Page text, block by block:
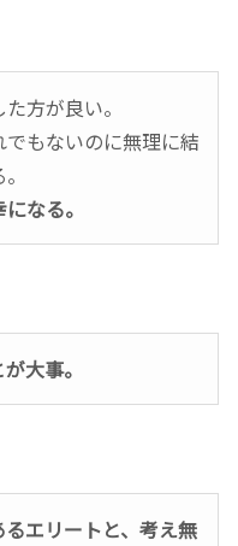
方が良い。
もないのに無理に結
なる。
大事。
エリートと、考え無